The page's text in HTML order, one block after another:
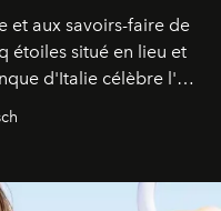
et aux savoirs-faire de
étoiles situé en lieu et
d'Italie célèbre l'art
intemporelle.